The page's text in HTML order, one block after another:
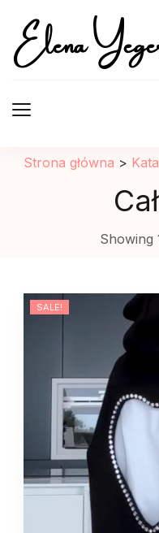
Elena
Sklep internetowy
Strona główna >
Showing
SALE!